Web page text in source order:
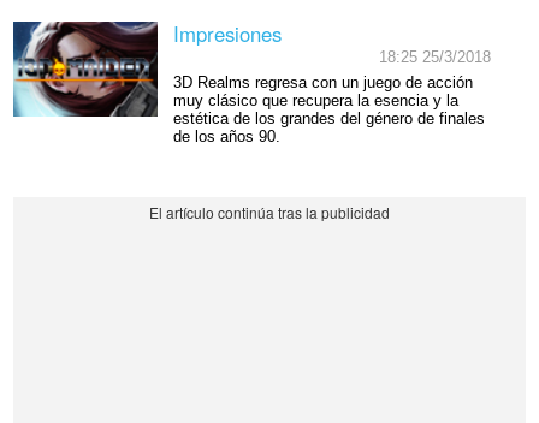
Impresiones
18:25 25/3/2018
3D Realms regresa con un juego de acción
muy clásico que recupera la esencia y la
estética de los grandes del género de finales
de los años 90.